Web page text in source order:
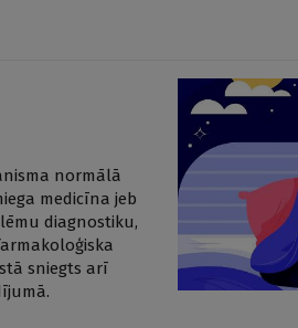
normālā
medicīna jeb
diagnostiku,
sniegts arī